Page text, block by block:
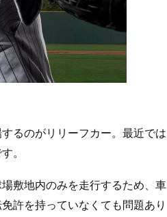
るのがリリーフカー。最近では
。
敷地内のみを走行するため、車
許を持っていなくても問題あり